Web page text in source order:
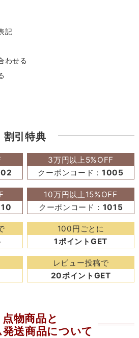
記
わせる
割引特典
3万円以上5%OFF
クーポンコード：1005
10万円以上15%OFF
クーポンコード： 1015
100円ごとに
1ポイントGET
レビュー投稿で
20ポイントGET
点物商品と
送商品について